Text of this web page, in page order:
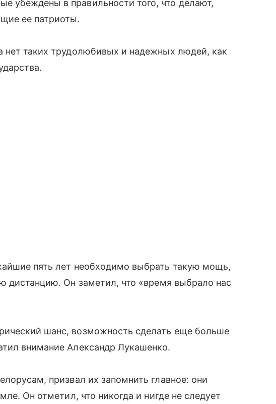
убеждены в правильности того, что делают,
ее патриоты.
нет таких трудолюбивых и надежных людей, как
пять лет необходимо выбрать такую мощь,
дистанцию. Он заметил, что «время выбрало нас
шанс, возможность сделать еще больше
внимание Александр Лукашенко.
призвал их запомнить главное: они
Он отметил, что никогда и нигде не следует